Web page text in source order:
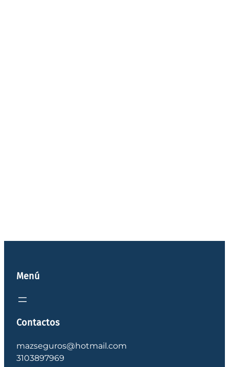
Menú
Contactos
mazseguros@hotmail.com
3103897969